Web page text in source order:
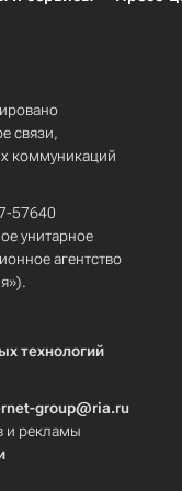
связи,
коммуникаций
57640
унитарное
агентство
технологий
group@ria.ru
и рекламы